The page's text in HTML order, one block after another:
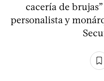
cacería de
personalista y